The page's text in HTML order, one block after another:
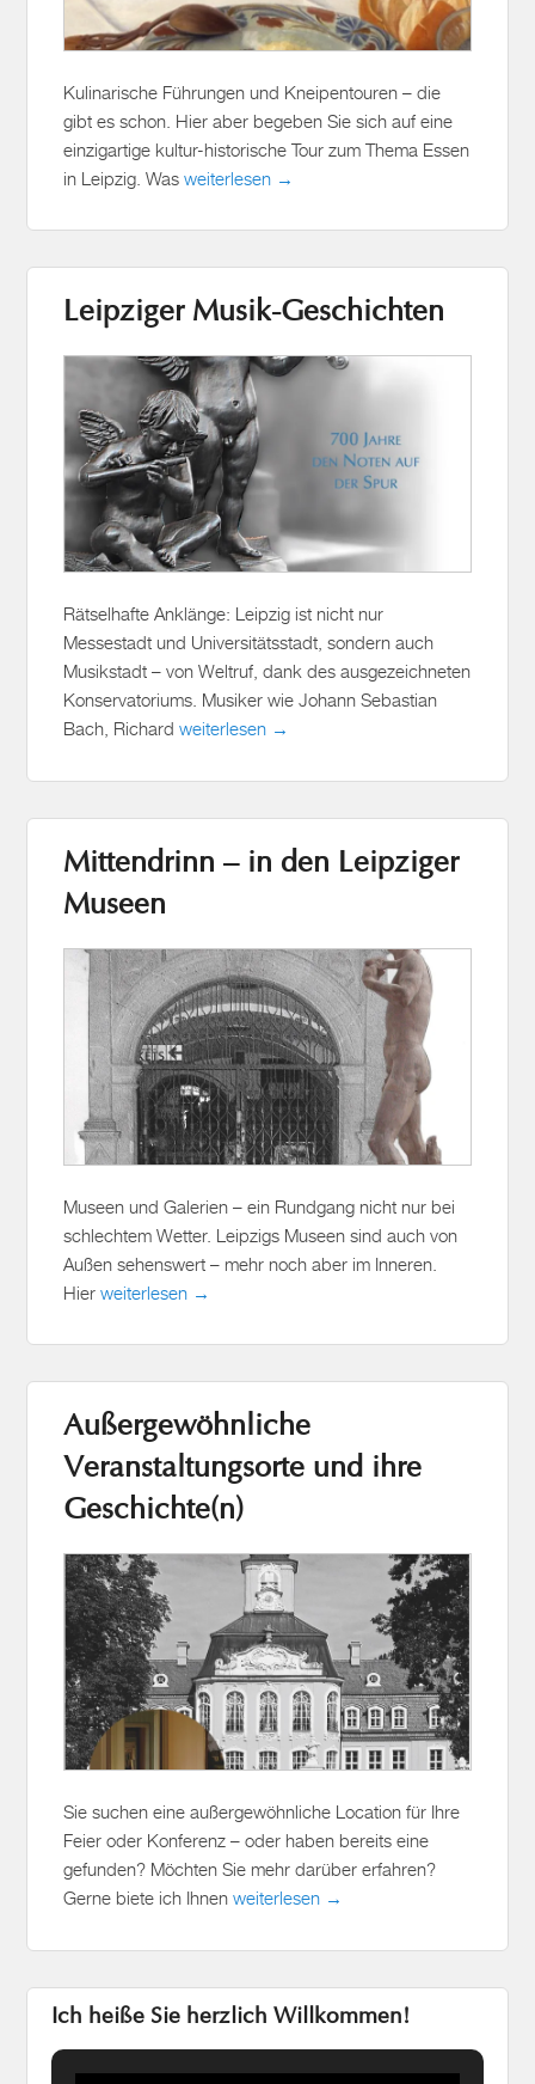
Kulinarische Führungen und Kneipentouren – die
gibt es schon. Hier aber begeben Sie sich auf eine
einzigartige kultur-historische Tour zum Thema Essen
in Leipzig. Wasweiterlesen →
Leipziger Musik-Geschichten
Rätselhafte Anklänge: Leipzig ist nicht nur
Messestadt und Universitätsstadt, sondern auch
Musikstadt – von Weltruf, dank des ausgezeichneten
Konservatoriums. Musiker wie Johann Sebastian
Bach, Richardweiterlesen →
Mittendrinn – in den Leipziger
Museen
Museen und Galerien – ein Rundgang nicht nur bei
schlechtem Wetter. Leipzigs Museen sind auch von
Außen sehenswert – mehr noch aber im Inneren.
Hierweiterlesen →
Außergewöhnliche
Veranstaltungsorte und ihre
Geschichte(n)
Sie suchen eine außergewöhnliche Location für Ihre
Feier oder Konferenz – oder haben bereits eine
gefunden? Möchten Sie mehr darüber erfahren?
Gerne biete ich Ihnenweiterlesen →
Ich heiße Sie herzlich Willkommen!